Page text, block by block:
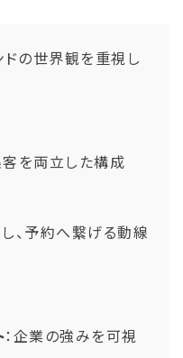
ドの世界観を重視し
客を両立した構成
、予約へ繋げる動線
：企業の強みを可視